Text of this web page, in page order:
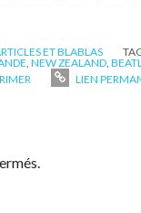
ET BLABLAS
NEW ZEALAND
LIEN